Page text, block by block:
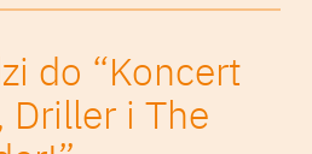
do “Koncert
Driller i The